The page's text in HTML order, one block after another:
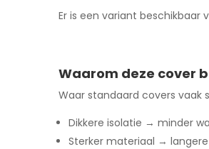
Er is een variant beschikbaar
Waarom deze cover
Waar standaard covers vaak
Dikkere isolatie → minder
Sterker materiaal →